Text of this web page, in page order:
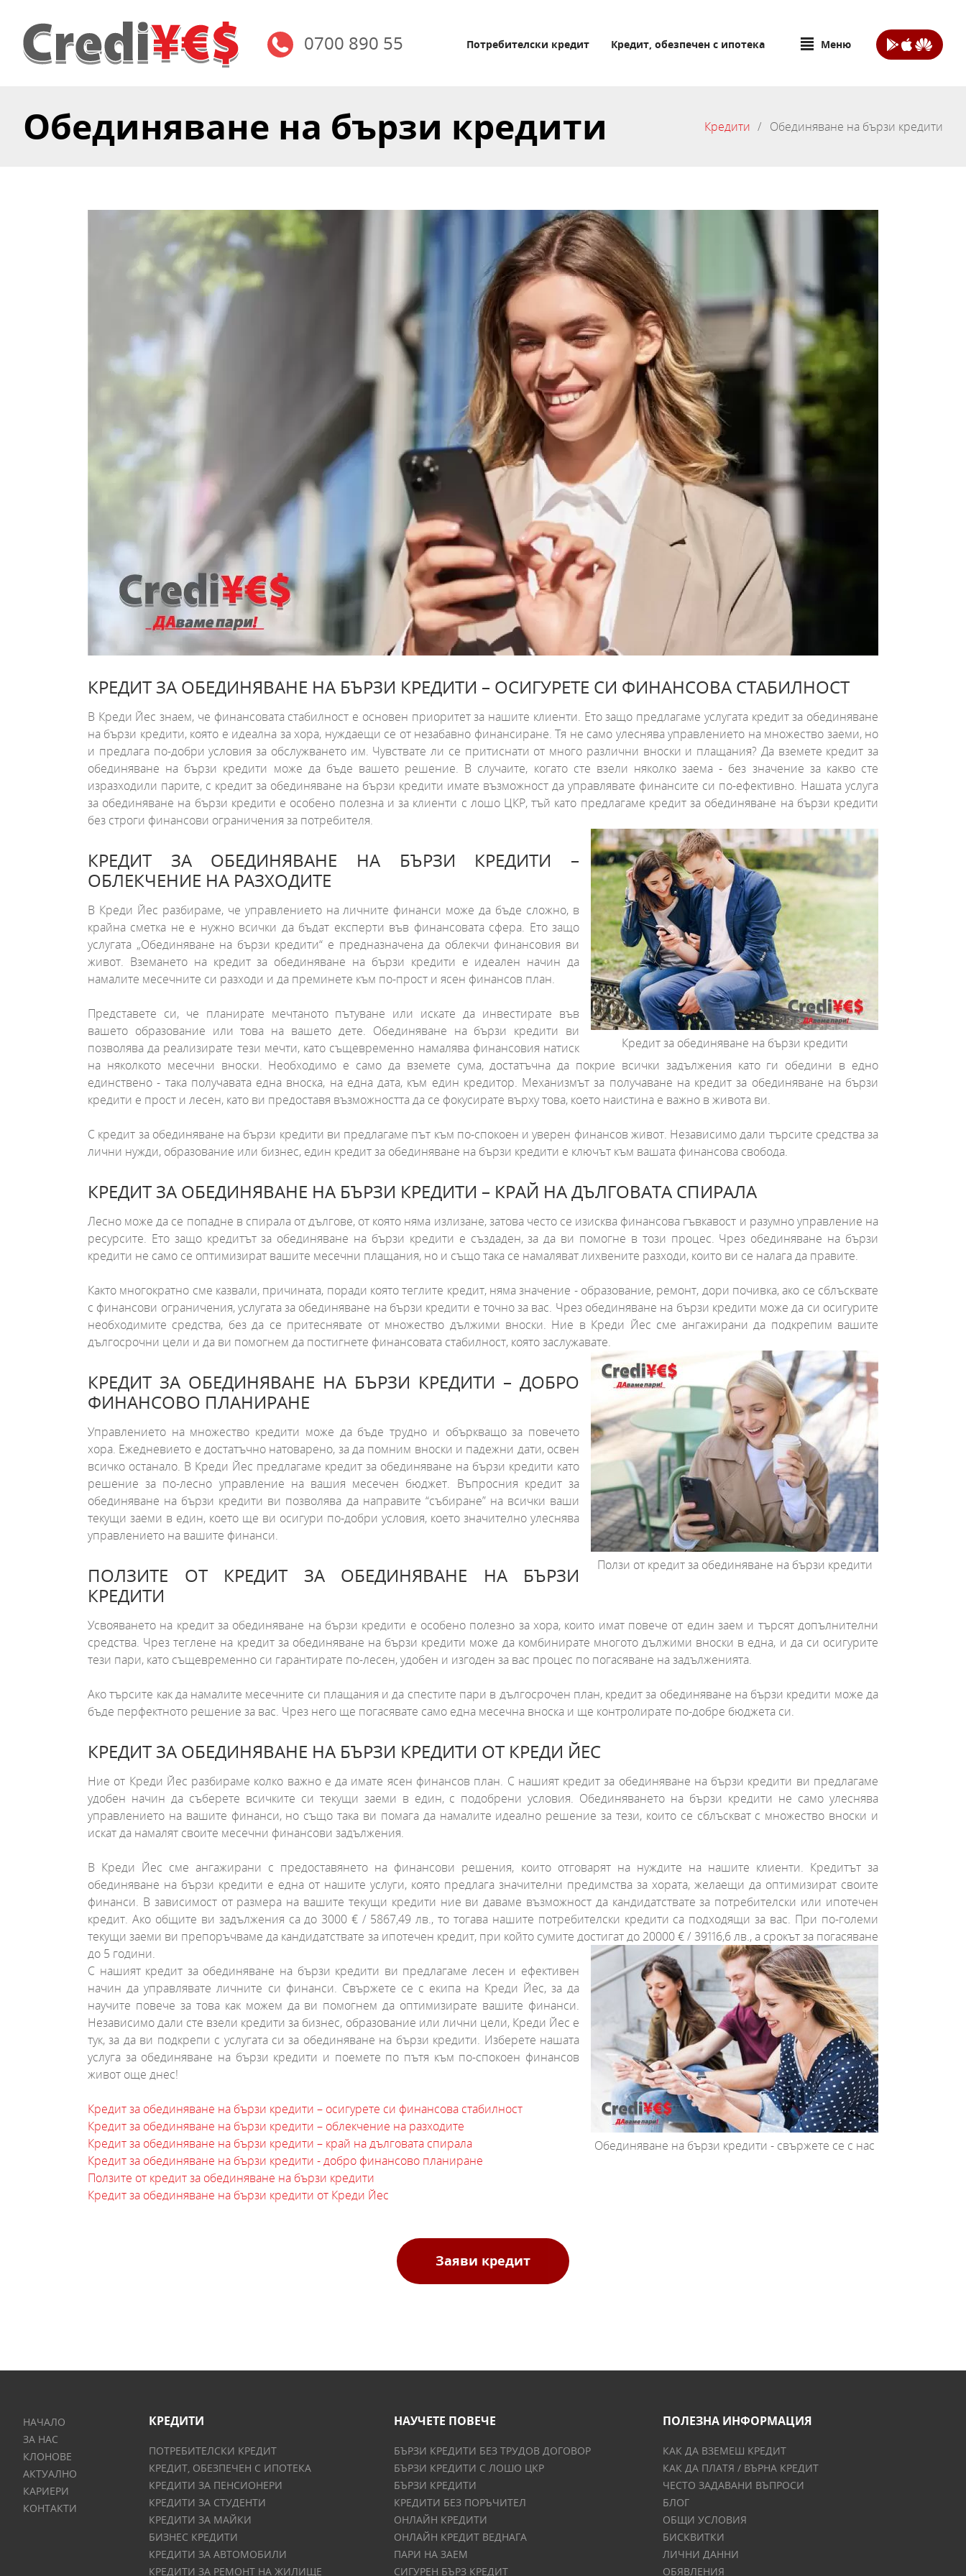
0700 890 55 Меню
Потребителски кредит Кредит, обезпечен с ипотека
Обединяване на бързи кредити Кредити Обединяване на бързи кредити
КРЕДИТ ЗА ОБЕДИНЯВАНЕ НА БЪРЗИ КРЕДИТИ – ОСИГУРЕТЕ СИ ФИНАНСОВА СТАБИЛНОСТ
В Креди Йес знаем, че финансовата стабилност е основен приоритет за нашите клиенти. Ето защо предлагаме услугата кредит за обединяване
на бързи кредити, която е идеална за хора, нуждаещи се от незабавно финансиране. Тя не само улеснява управлението на множество заеми, но
и предлага по-добри условия за обслужването им. Чувствате ли се притиснати от много различни вноски и плащания? Да вземете кредит за
обединяване на бързи кредити може да бъде вашето решение. В случаите, когато сте взели няколко заема - без значение за какво сте
изразходили парите, с кредит за обединяване на бързи кредити имате възможност да управлявате финансите си по-ефективно. Нашата услуга
за обединяване на бързи кредити е особено полезна и за клиенти с лошо ЦКР, тъй като предлагаме кредит за обединяване на бързи кредити
без строги финансови ограничения за потребителя.
Кредит за обединяване на бързи кредити
КРЕДИТ ЗА ОБЕДИНЯВАНЕ НА БЪРЗИ КРЕДИТИ –
ОБЛЕКЧЕНИЕ НА РАЗХОДИТЕ
В Креди Йес разбираме, че управлението на личните финанси може да бъде сложно, в
крайна сметка не е нужно всички да бъдат експерти във финансовата сфера. Ето защо
услугата „Обединяване на бързи кредити“ е предназначена да облекчи финансовия ви
живот. Вземането на кредит за обединяване на бързи кредити е идеален начин да
намалите месечните си разходи и да преминете към по-прост и ясен финансов план.
Представете си, че планирате мечтаното пътуване или искате да инвестирате във
вашето образование или това на вашето дете. Обединяване на бързи кредити ви
позволява да реализирате тези мечти, като същевременно намалява финансовия натиск
на няколкото месечни вноски. Необходимо е само да вземете сума, достатъчна да покрие всички задължения като ги обедини в едно
единствено - така получавата една вноска, на една дата, към един кредитор. Механизмът за получаване на кредит за обединяване на бързи
кредити е прост и лесен, като ви предоставя възможността да се фокусирате върху това, което наистина е важно в живота ви.
С кредит за обединяване на бързи кредити ви предлагаме път към по-спокоен и уверен финансов живот. Независимо дали търсите средства за
лични нужди, образование или бизнес, един кредит за обединяване на бързи кредити е ключът към вашата финансова свобода.
КРЕДИТ ЗА ОБЕДИНЯВАНЕ НА БЪРЗИ КРЕДИТИ – КРАЙ НА ДЪЛГОВАТА СПИРАЛА
Лесно може да се попадне в спирала от дългове, от която няма излизане, затова често се изисква финансова гъвкавост и разумно управление на
ресурсите. Ето защо кредитът за обединяване на бързи кредити е създаден, за да ви помогне в този процес. Чрез обединяване на бързи
кредити не само се оптимизират вашите месечни плащания, но и също така се намаляват лихвените разходи, които ви се налага да правите.
Както многократно сме казвали, причината, поради която теглите кредит, няма значение - образование, ремонт, дори почивка, ако се сблъсквате
с финансови ограничения, услугата за обединяване на бързи кредити е точно за вас. Чрез обединяване на бързи кредити може да си осигурите
необходимите средства, без да се притеснявате от множество дължими вноски. Ние в Креди Йес сме ангажирани да подкрепим вашите
дългосрочни цели и да ви помогнем да постигнете финансовата стабилност, която заслужавате.
Ползи от кредит за обединяване на бързи кредити
КРЕДИТ ЗА ОБЕДИНЯВАНЕ НА БЪРЗИ КРЕДИТИ – ДОБРО
ФИНАНСОВО ПЛАНИРАНЕ
Управлението на множество кредити може да бъде трудно и объркващо за повечето
хора. Ежедневието е достатъчно натоварено, за да помним вноски и падежни дати, освен
всичко останало. В Креди Йес предлагаме кредит за обединяване на бързи кредити като
решение за по-лесно управление на вашия месечен бюджет. Въпросния кредит за
обединяване на бързи кредити ви позволява да направите “събиране” на всички ваши
текущи заеми в един, което ще ви осигури по-добри условия, което значително улеснява
управлението на вашите финанси.
ПОЛЗИТЕ ОТ КРЕДИТ ЗА ОБЕДИНЯВАНЕ НА БЪРЗИ
КРЕДИТИ
Усвояването на кредит за обединяване на бързи кредити е особено полезно за хора, които имат повече от един заем и търсят допълнителни
средства. Чрез теглене на кредит за обединяване на бързи кредити може да комбинирате многото дължими вноски в една, и да си осигурите
тези пари, като същевременно си гарантирате по-лесен, удобен и изгоден за вас процес по погасяване на задълженията.
Ако търсите как да намалите месечните си плащания и да спестите пари в дългосрочен план, кредит за обединяване на бързи кредити може да
бъде перфектното решение за вас. Чрез него ще погасявате само една месечна вноска и ще контролирате по-добре бюджета си.
КРЕДИТ ЗА ОБЕДИНЯВАНЕ НА БЪРЗИ КРЕДИТИ ОТ КРЕДИ ЙЕС
Ние от Креди Йес разбираме колко важно е да имате ясен финансов план. С нашият кредит за обединяване на бързи кредити ви предлагаме
удобен начин да съберете всичките си текущи заеми в един, с подобрени условия. Обединяването на бързи кредити не само улеснява
управлението на вашите финанси, но също така ви помага да намалите идеално решение за тези, които се сблъскват с множество вноски и
искат да намалят своите месечни финансови задължения.
В Креди Йес сме ангажирани с предоставянето на финансови решения, които отговарят на нуждите на нашите клиенти. Кредитът за
обединяване на бързи кредити е една от нашите услуги, която предлага значителни предимства за хората, желаещи да оптимизират своите
финанси. В зависимост от размера на вашите текущи кредити ние ви даваме възможност да кандидатствате за потребителски или ипотечен
кредит. Ако общите ви задължения са до 3000 € / 5867,49 лв., то тогава нашите потребителски кредити са подходящи за вас. При по-големи
текущи заеми ви препоръчваме да кандидатствате за ипотечен кредит, при който сумите достигат до 20000 € / 39116,6 лв., а срокът за погасяване
до 5 години.
Обединяване на бързи кредити - свържете се с нас
С нашият кредит за обединяване на бързи кредити ви предлагаме лесен и ефективен
начин да управлявате личните си финанси. Свържете се с екипа на Креди Йес, за да
научите повече за това как можем да ви помогнем да оптимизирате вашите финанси.
Независимо дали сте взели кредити за бизнес, образование или лични цели, Креди Йес е
тук, за да ви подкрепи с услугата си за обединяване на бързи кредити. Изберете нашата
услуга за обединяване на бързи кредити и поемете по пътя към по-спокоен финансов
живот още днес!
Кредит за обединяване на бързи кредити – осигурете си финансова стабилност
Кредит за обединяване на бързи кредити – облекчение на разходите
Кредит за обединяване на бързи кредити – край на дълговата спирала
Кредит за обединяване на бързи кредити - добро финансово планиране
Ползите от кредит за обединяване на бързи кредити
Кредит за обединяване на бързи кредити от Креди Йес
Заяви кредит
НАЧАЛО
ЗА НАС
КЛОНОВЕ
АКТУАЛНО
КАРИЕРИ
КОНТАКТИ
КРЕДИТИ
ПОТРЕБИТЕЛСКИ КРЕДИТ
КРЕДИТ, ОБЕЗПЕЧЕН С ИПОТЕКА
КРЕДИТИ ЗА ПЕНСИОНЕРИ
КРЕДИТИ ЗА СТУДЕНТИ
КРЕДИТИ ЗА МАЙКИ
БИЗНЕС КРЕДИТИ
КРЕДИТИ ЗА АВТОМОБИЛИ
КРЕДИТИ ЗА РЕМОНТ НА ЖИЛИЩЕ
НАУЧЕТЕ ПОВЕЧЕ
БЪРЗИ КРЕДИТИ БЕЗ ТРУДОВ ДОГОВОР
БЪРЗИ КРЕДИТИ С ЛОШО ЦКР
БЪРЗИ КРЕДИТИ
КРЕДИТИ БЕЗ ПОРЪЧИТЕЛ
ОНЛАЙН КРЕДИТИ
ОНЛАЙН КРЕДИТ ВЕДНАГА
ПАРИ НА ЗАЕМ
СИГУРЕН БЪРЗ КРЕДИТ
ПОЛЕЗНА ИНФОРМАЦИЯ
КАК ДА ВЗЕМЕШ КРЕДИТ
КАК ДА ПЛАТЯ / ВЪРНА КРЕДИТ
ЧЕСТО ЗАДАВАНИ ВЪПРОСИ
БЛОГ
ОБЩИ УСЛОВИЯ
БИСКВИТКИ
ЛИЧНИ ДАННИ
ОБЯВЛЕНИЯ